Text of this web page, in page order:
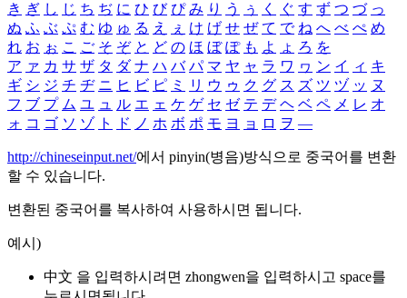
き ぎ し じ ち ぢ に ひ び ぴ み り う ぅ く ぐ す ず つ づ っ
ぬ ふ ぶ ぷ む ゆ ゅ る え ぇ け げ せ ぜ て で ね へ べ ぺ め
れ お ぉ こ ご そ ぞ と ど の ほ ぼ ぽ も よ ょ ろ を
ア ァ カ サ ザ タ ダ ナ ハ バ パ マ ヤ ャ ラ ワ ヮ ン イ ィ キ
ギ シ ジ チ ヂ ニ ヒ ビ ピ ミ リ ウ ゥ ク グ ス ズ ツ ヅ ッ ヌ
フ ブ プ ム ユ ュ ル エ ェ ケ ゲ セ ゼ テ デ ヘ ベ ペ メ レ オ
ォ コ ゴ ソ ゾ ト ド ノ ホ ボ ポ モ ヨ ョ ロ ヲ ―
http://chineseinput.net/에서 pinyin(병음)방식으로 중국어를 변환
할 수 있습니다.
변환된 중국어를 복사하여 사용하시면 됩니다.
예시)
中文 을 입력하시려면 zhongwen을 입력하시고 space를